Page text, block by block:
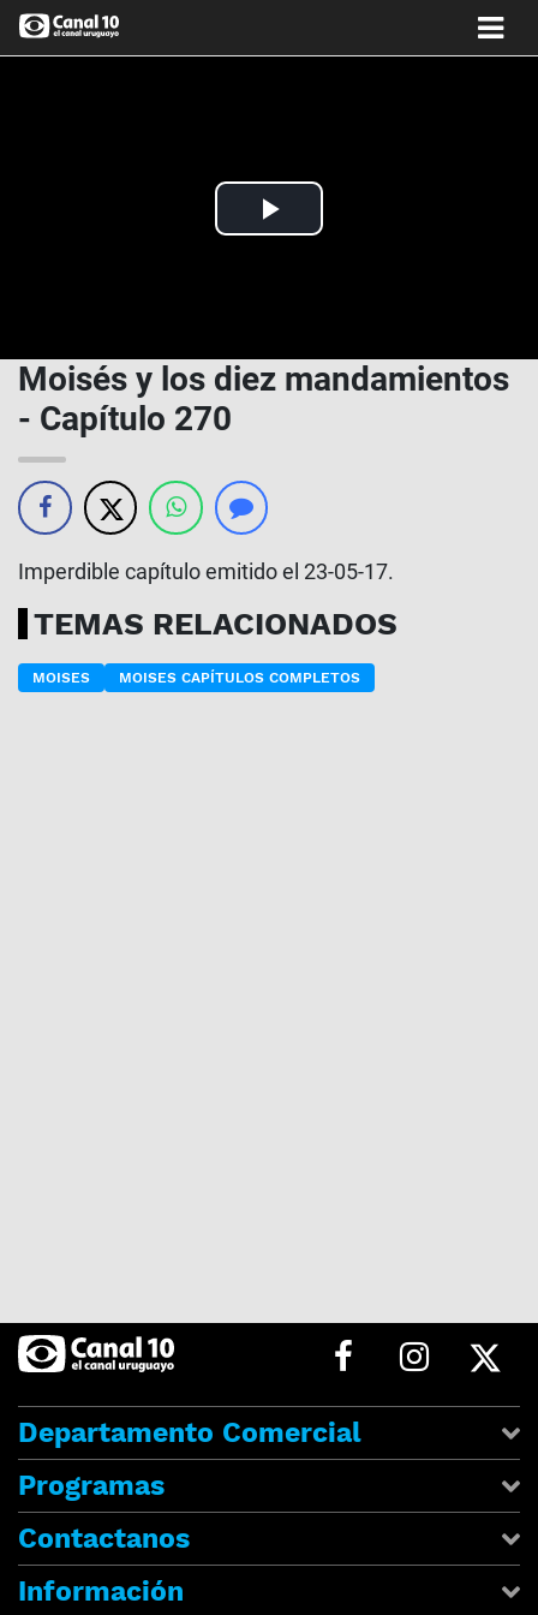
Play
Moisés y los diez mandamientos
- Capítulo 270
Imperdible capítulo emitido el 23-05-17.
TEMAS RELACIONADOS
MOISES MOISES CAPÍTULOS COMPLETOS
Departamento Comercial
Programas
Contactanos
Información